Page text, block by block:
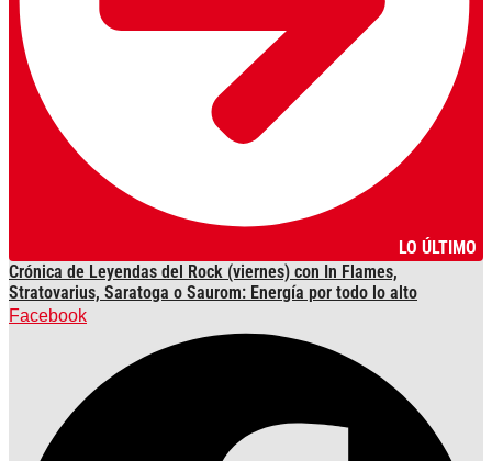
LO ÚLTIMO
Crónica de Leyendas del Rock (viernes) con In Flames,
Stratovarius, Saratoga o Saurom: Energía por todo lo alto
Facebook